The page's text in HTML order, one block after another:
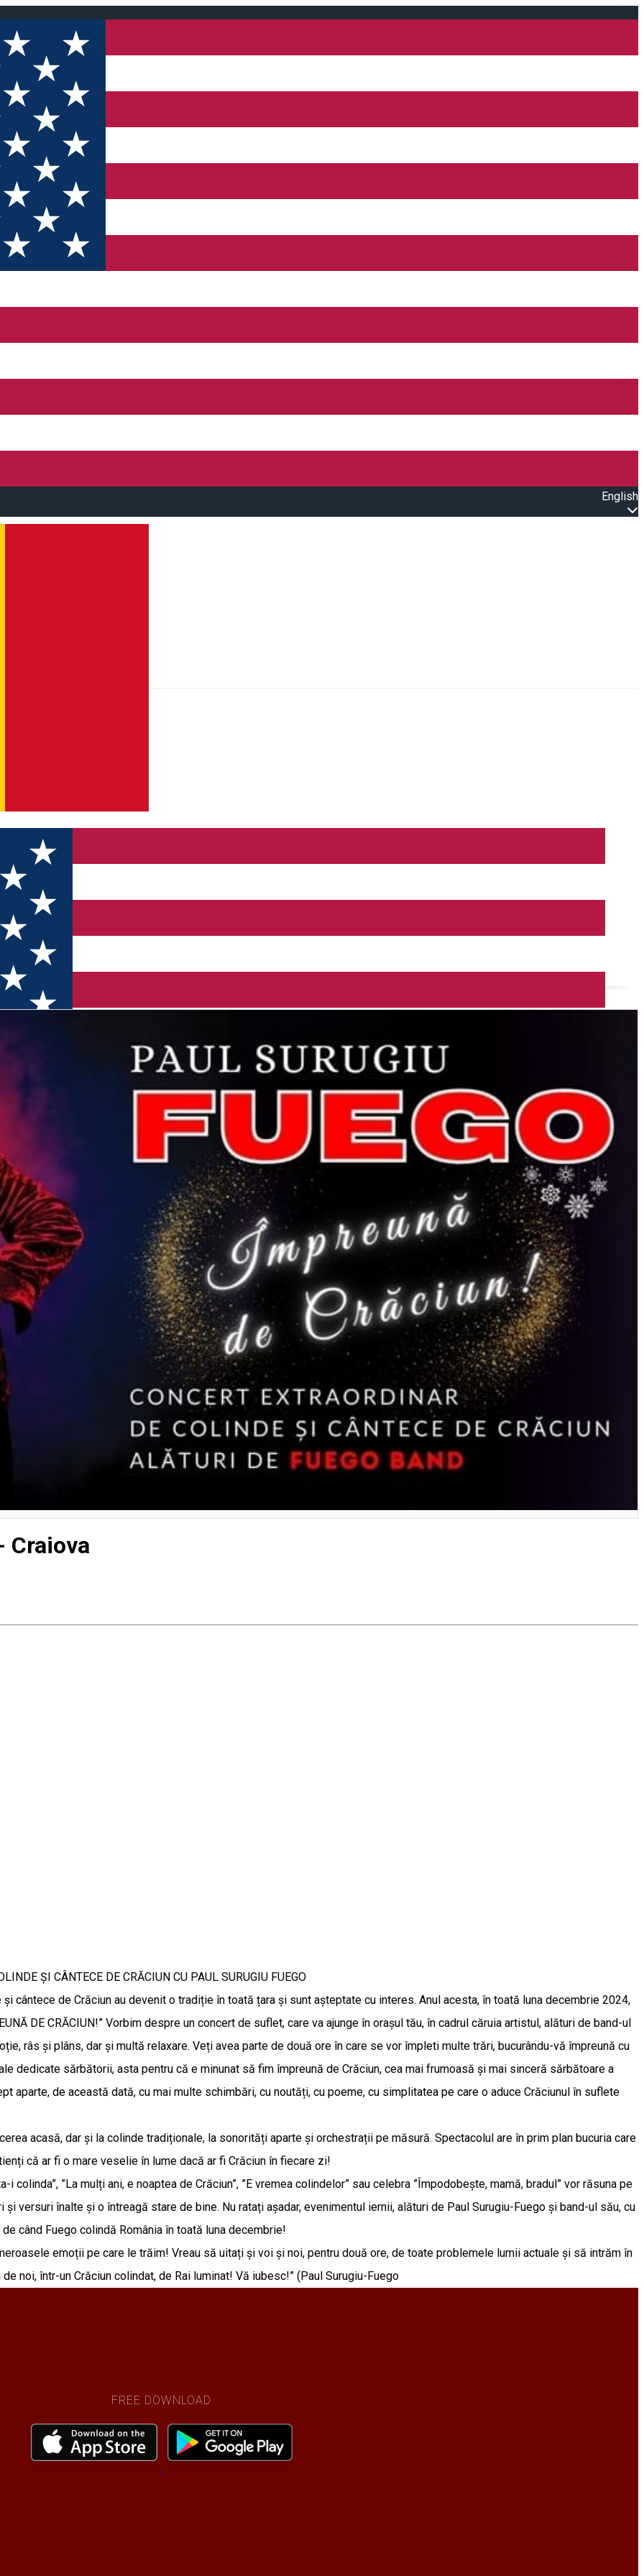
English
Craiova
ȘI CÂNTECE DE CRĂCIUN CU PAUL SURUGIU FUEGO
cântece de Crăciun au devenit o tradiție în toată țara și sunt așteptate cu interes. Anul acesta, în toată luna decembrie 2024,
DE CRĂCIUN!” Vorbim despre un concert de suflet, care va ajunge în orașul tău, în cadrul căruia artistul, alături de band-ul
râs și plâns, dar și multă relaxare. Veți avea parte de două ore în care se vor împleti multe trări, bucurându-vă împreună cu
dedicate sărbătorii, asta pentru că e minunat să fim împreună de Crăciun, cea mai frumoasă și mai sinceră sărbătoare a
aparte, de această dată, cu mai multe schimbări, cu noutăți, cu poeme, cu simplitatea pe care o aduce Crăciunul în suflete
acasă, dar și la colinde tradiționale, la sonorități aparte și orchestrații pe măsură. Spectacolul are în prim plan bucuria care
că ar fi o mare veselie în lume dacă ar fi Crăciun în fiecare zi!
i colinda”, ”La mulți ani, e noaptea de Crăciun”, ”E vremea colindelor” sau celebra ”Împodobește, mamă, bradul” vor răsuna pe
versuri înalte și o întreagă stare de bine. Nu ratați așadar, evenimentul iernii, alături de Paul Surugiu-Fuego și band-ul său, cu
când Fuego colindă România în toată luna decembrie!
emoții pe care le trăim! Vreau să uitați și voi și noi, pentru două ore, de toate problemele lumii actuale și să intrăm în
noi, într-un Crăciun colindat, de Rai luminat! Vă iubesc!” (Paul Surugiu-Fuego
FREE DOWNLOAD